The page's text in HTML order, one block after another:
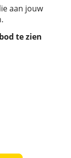
aan jouw
te zien